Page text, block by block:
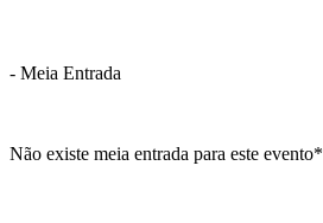
- Meia Entrada
Não existe meia entrada para este evento*